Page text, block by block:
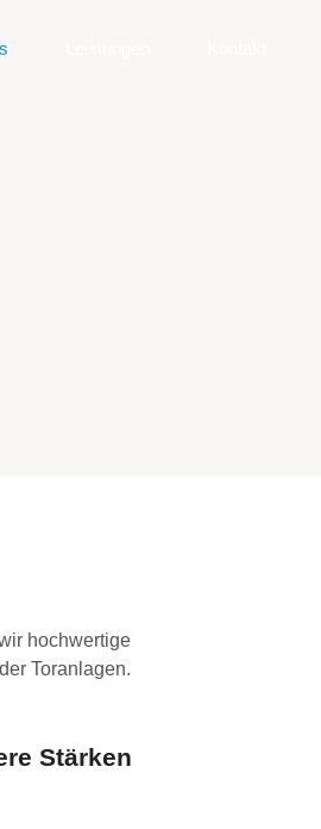
hochwertige
Toranlagen.
Stärken